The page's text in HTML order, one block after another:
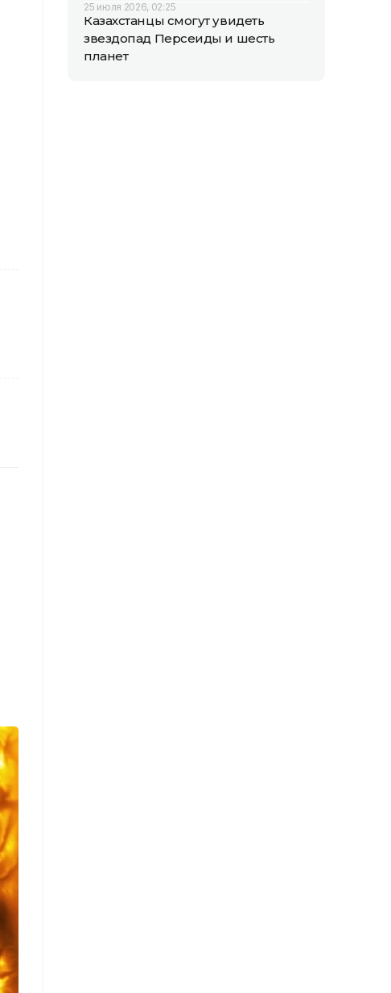
25 июля 2026, 02:25
Казахстанцы смогут увидеть
звездопад Персеиды и шесть
планет